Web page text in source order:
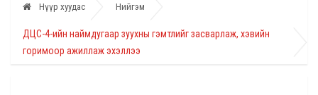
Нүүр хуудас Нийгэм
ДЦС-4-ийн наймдугаар зуухны гэмтлийг засварлаж, хэвийн
горимоор ажиллаж эхэллээ